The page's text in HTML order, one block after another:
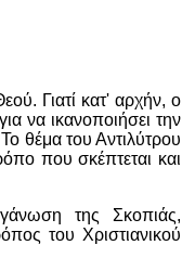
Γιατί κατ' αρχήν, ο
να ικανοποιήσει την
θέμα του Αντιλύτρου
που σκέπτεται και
της Σκοπιάς,
του Χριστιανικού